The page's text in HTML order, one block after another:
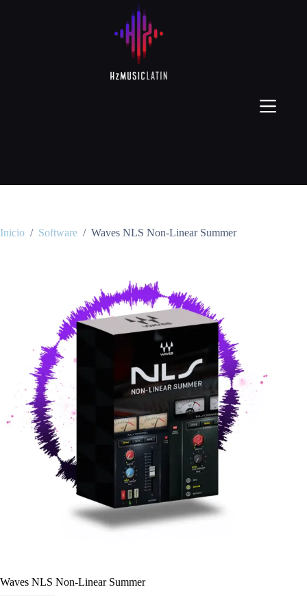
Inicio / Software / Waves NLS Non-Linear Summer
Waves NLS Non-Linear Summer